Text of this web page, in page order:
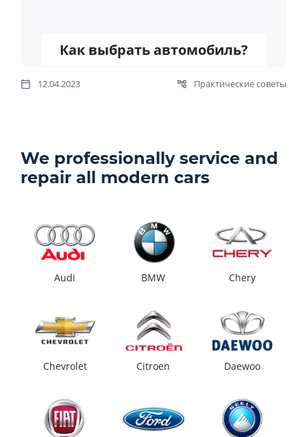
Как выбрать автомобиль?
12.04.2023 Практические советы
We professionally service and
repair all modern cars
Audi BMW Chery
Chevrolet Citroen Daewoo